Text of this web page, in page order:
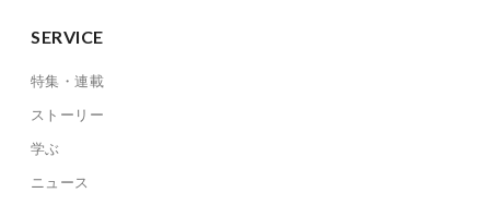
SERVICE
特集・連載
ストーリー
学ぶ
ニュース